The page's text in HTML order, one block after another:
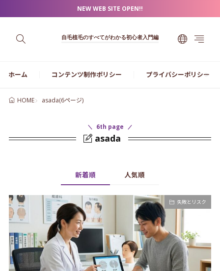
NEW WEB SITE OPEN!!
自毛植毛のすべてがわかる初心者入門編
ホーム コンテンツ制作ポリシー プライバシーポリシー
HOME asada(6ページ)
asada
6th page
新着順 人気順
失敗とリスク